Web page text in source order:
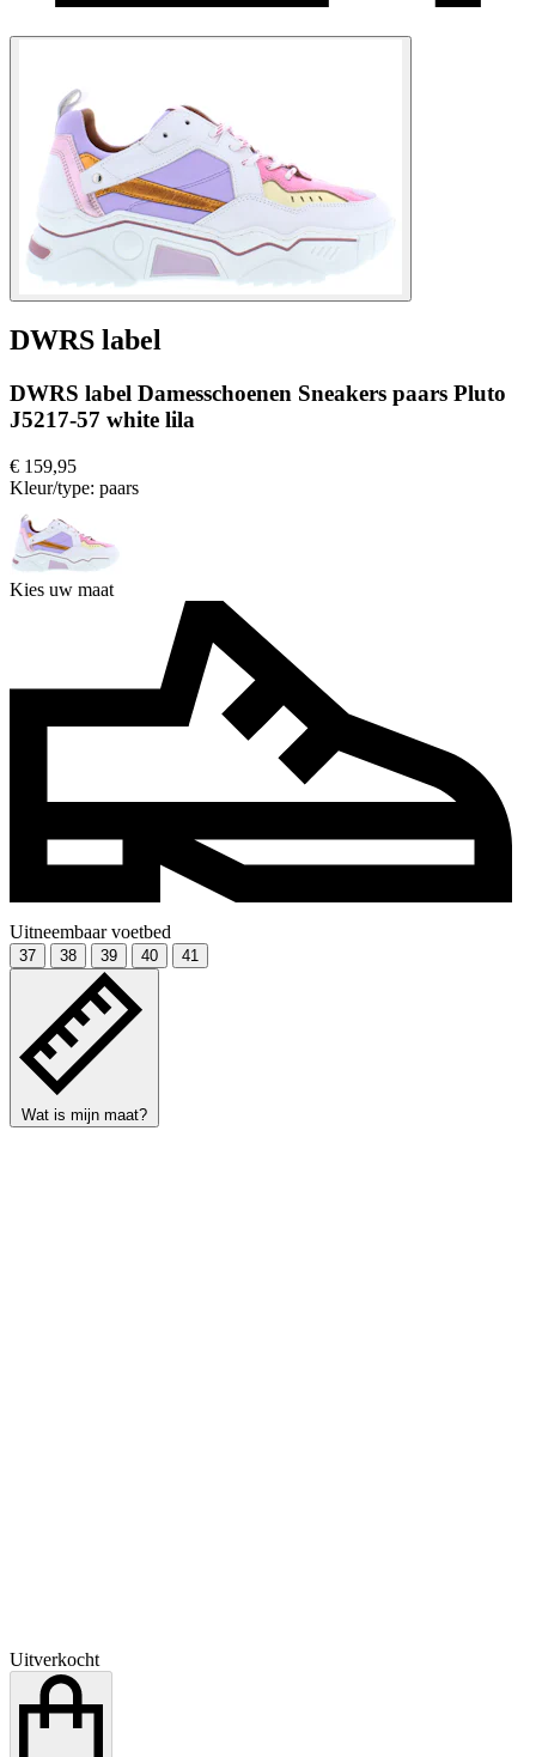
DWRS label
DWRS label Damesschoenen Sneakers paars Pluto
J5217-57 white lila
€ 159,95
Kleur/type: paars
Kies uw maat
Uitneembaar voetbed
37 38 39 40 41
Wat is mijn maat?
Uitverkocht